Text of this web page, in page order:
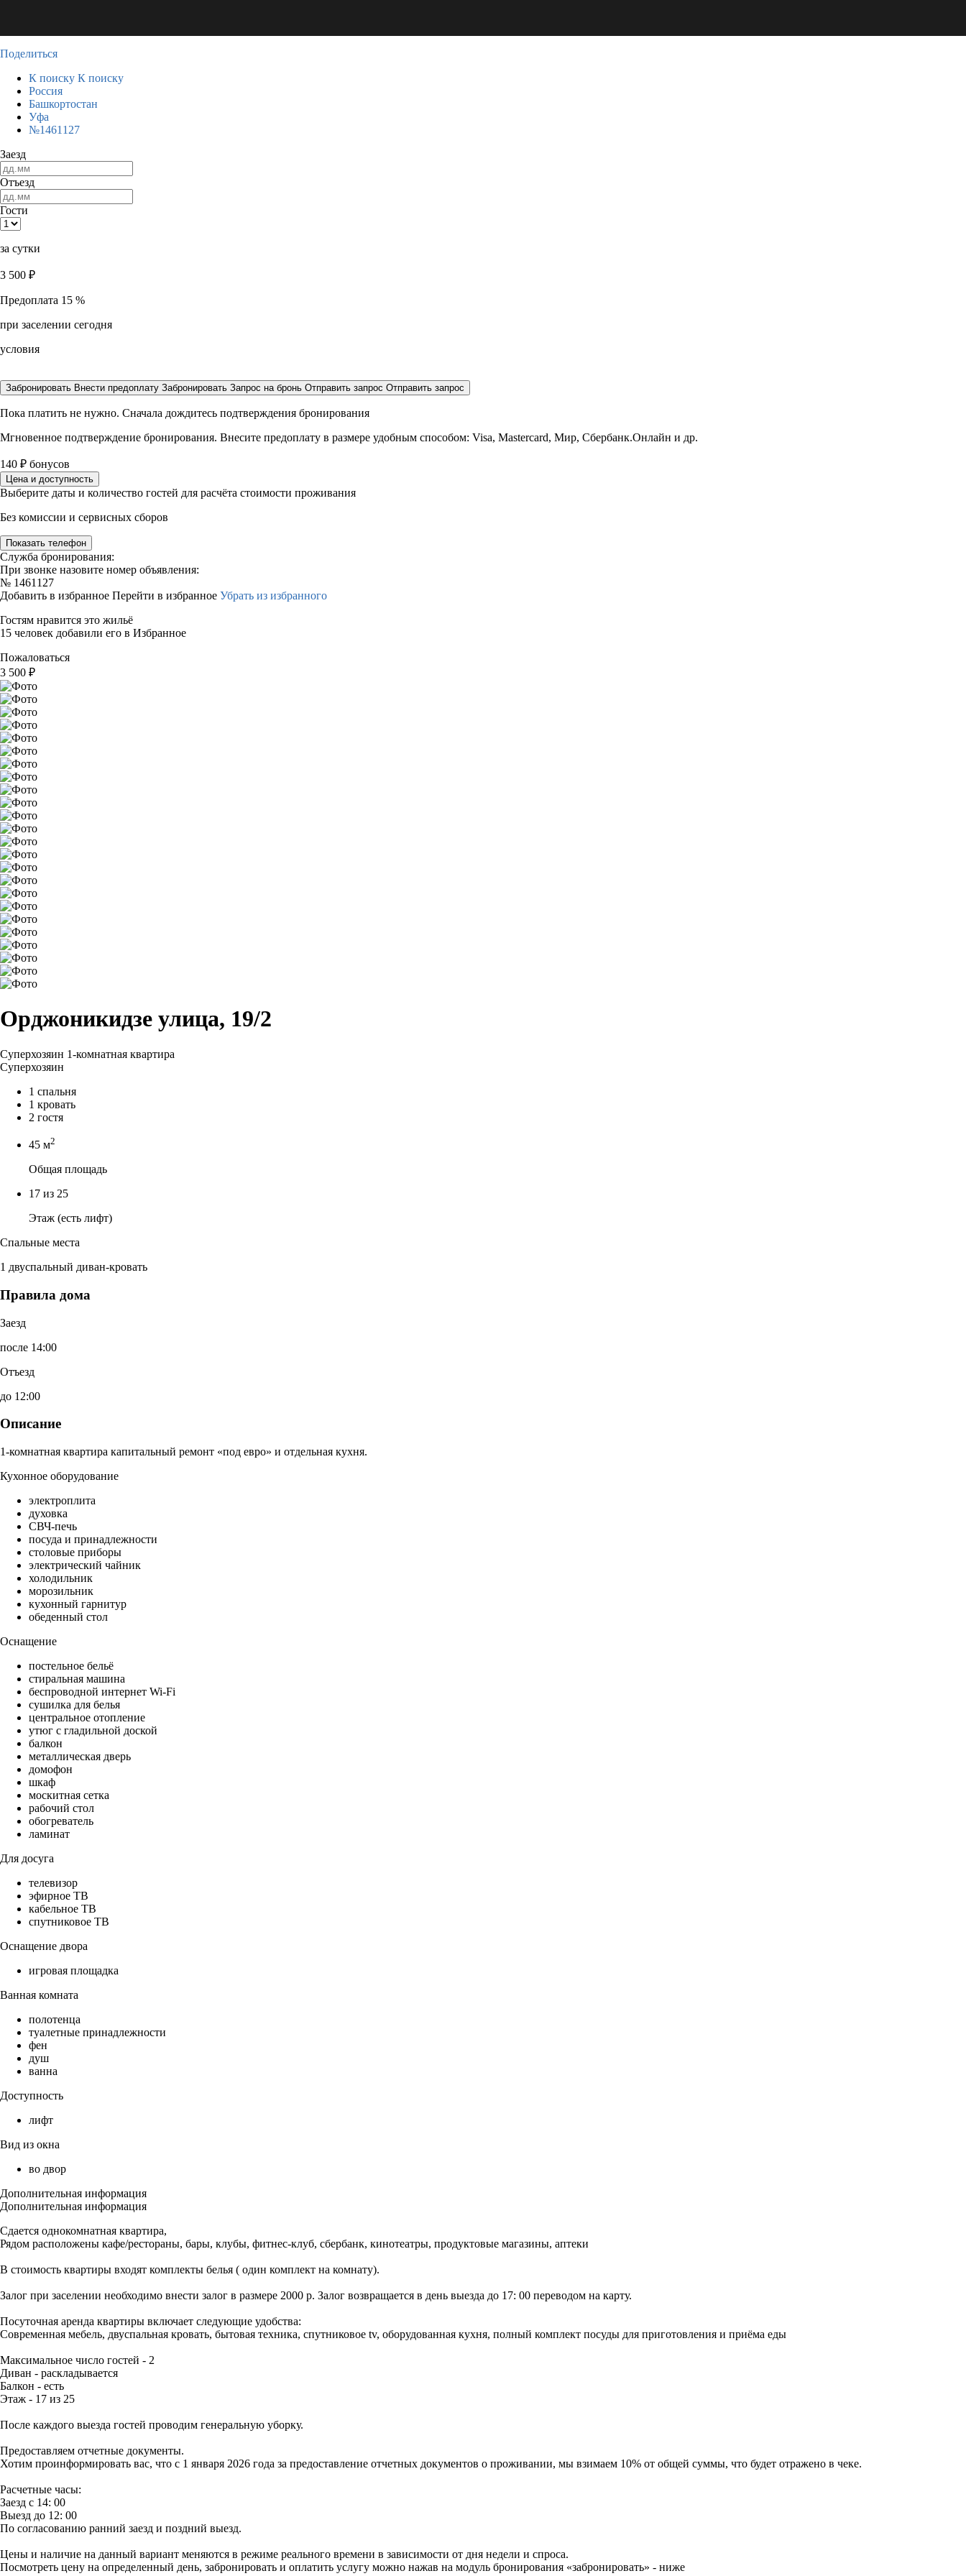
Поделиться
К поиску К поиску
Россия
Башкортостан
Уфа
№1461127
Заезд
Отъезд
Гости
за сутки
3 500 ₽
Предоплата 15 %
при заселении сегодня
условия
Забронировать Внести предоплату Забронировать Запрос на бронь Отправить запрос Отправить запрос
Пока платить не нужно. Сначала дождитесь подтверждения бронирования
Мгновенное подтверждение бронирования. Внесите предоплату в размере удобным способом: Visa, Mastercard, Мир, Сбербанк.Онлайн и др.
140 ₽ бонусов
Цена и доступность
Выберите даты и количество гостей для расчёта стоимости проживания
Без комиссии и сервисных сборов
Показать телефон
Служба бронирования:
При звонке назовите номер объявления:
№ 1461127
Добавить в избранное Перейти в избранное Убрать из избранного
Гостям нравится это жильё
15 человек добавили его в Избранное
Пожаловаться
3 500 ₽
Орджоникидзе улица, 19/2
Суперхозяин 1-комнатная квартира
Суперхозяин
1 спальня
1 кровать
2 гостя
45 м2
Общая площадь
17 из 25
Этаж (есть лифт)
Спальные места
1 двуспальный диван-кровать
Правила дома
Заезд
после 14:00
Отъезд
до 12:00
Описание
1-комнатная квартира капитальный ремонт «под евро» и отдельная кухня.
Кухонное оборудование
электроплита
духовка
СВЧ-печь
посуда и принадлежности
столовые приборы
электрический чайник
холодильник
морозильник
кухонный гарнитур
обеденный стол
Оснащение
постельное бельё
стиральная машина
беспроводной интернет Wi-Fi
сушилка для белья
центральное отопление
утюг с гладильной доской
балкон
металлическая дверь
домофон
шкаф
москитная сетка
рабочий стол
обогреватель
ламинат
Для досуга
телевизор
эфирное ТВ
кабельное ТВ
спутниковое ТВ
Оснащение двора
игровая площадка
Ванная комната
полотенца
туалетные принадлежности
фен
душ
ванна
Доступность
лифт
Вид из окна
во двор
Дополнительная информация
Дополнительная информация
Сдается однокомнатная квартира,
Рядом расположены кафе/рестораны, бары, клубы, фитнес-клуб, сбербанк, кинотеатры, продуктовые магазины, аптеки
В стоимость квартиры входят комплекты белья ( один комплект на комнату).
Залог при заселении необходимо внести залог в размере 2000 р. Залог возвращается в день выезда до 17: 00 переводом на карту.
Посуточная аренда квартиры включает следующие удобства:
Современная мебель, двуспальная кровать, бытовая техника, спутниковое tv, оборудованная кухня, полный комплект посуды для приготовления и приёма еды
Максимальное число гостей - 2
Диван - раскладывается
Балкон - есть
Этаж - 17 из 25
После каждого выезда гостей проводим генеральную уборку.
Предоставляем отчетные документы.
Хотим проинформировать вас, что с 1 января 2026 года за предоставление отчетных документов о проживании, мы взимаем 10% от общей суммы, что будет отражено в чеке.
Расчетные часы:
Заезд с 14: 00
Выезд до 12: 00
По согласованию ранний заезд и поздний выезд.
Цены и наличие на данный вариант меняются в режиме реального времени в зависимости от дня недели и спроса.
Посмотреть цену на определенный день, забронировать и оплатить услугу можно нажав на модуль бронирования «забронировать» - ниже